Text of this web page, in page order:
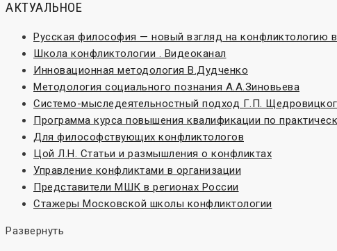
АКТУАЛЬНОЕ
Русская философия — новый взгляд на конфликтологию
Школа конфликтологии . Видеоканал
Инновационная методология В.Дудченко
Методология социального познания А.А.Зиновьева
Системо-мыследеятельностный подход Г.П.
Программа курса повышения квалификации по
Для философствующих конфликтологов
Цой Л.Н. Статьи и размышления о конфликтах
Управление конфликтами в организации
Представители МШК в регионах России
Стажеры Московской школы конфликтологии
Развернуть